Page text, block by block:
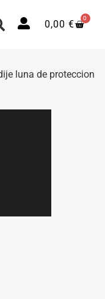
0,00 €
0
luna de proteccion